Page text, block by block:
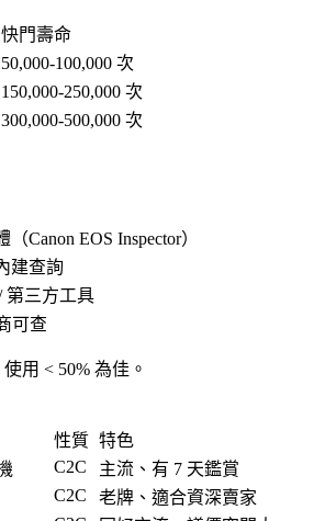
快門壽命
50,000-100,000 次
150,000-250,000 次
300,000-500,000 次
Canon EOS Inspector）
建查詢
第三方工具
可查
使用 < 50% 為佳。
性質 特色
C2C
主流、有 7 天鑑賞
C2C
老牌、適合資深賣家